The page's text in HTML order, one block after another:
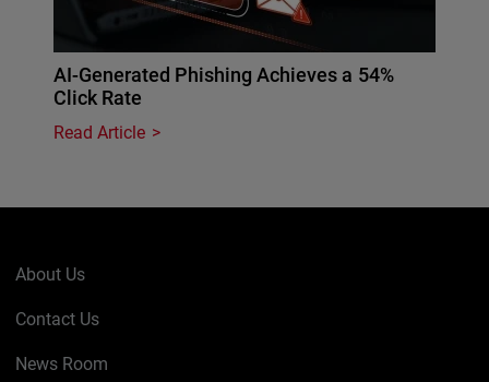
AI-Generated Phishing Achieves a 54%
Click Rate
Read Article
About Us
Contact Us
News Room